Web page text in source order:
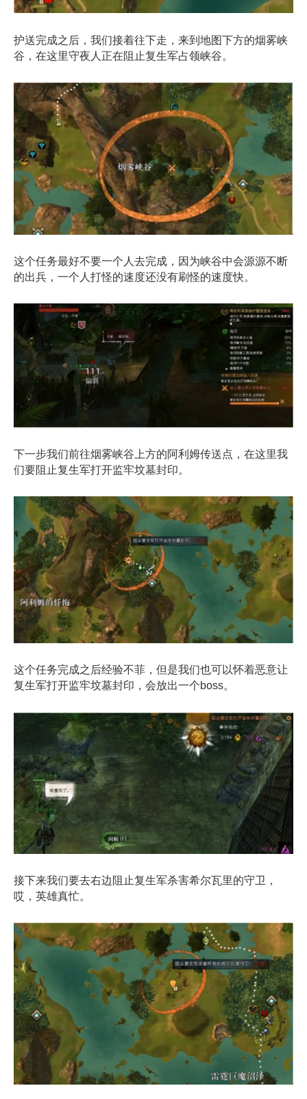
护送完成之后，我们接着往下走，来到地图下方的烟雾峡
谷，在这里守夜人正在阻止复生军占领峡谷。
这个任务最好不要一个人去完成，因为峡谷中会源源不断
的出兵，一个人打怪的速度还没有刷怪的速度快。
下一步我们前往烟雾峡谷上方的阿利姆传送点，在这里我
们要阻止复生军打开监牢坟墓封印。
这个任务完成之后经验不菲，但是我们也可以怀着恶意让
复生军打开监牢坟墓封印，会放出一个boss。
接下来我们要去右边阻止复生军杀害希尔瓦里的守卫，
哎，英雄真忙。